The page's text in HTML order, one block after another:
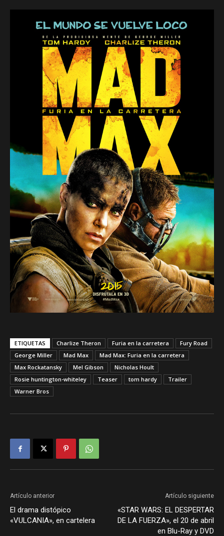
ETIQUETAS Charlize Theron Furia en la carretera
Fury Road
George Miller
Mad Max
Mad Max: Furia en la carretera
Max Rockatansky
Mel Gibson
Nicholas Hoult
Rosie huntington-whiteley
Teaser tom hardy
Trailer
Warner Bros
Artículo anterior
El drama distópico
«VULCANIA», en cartelera
Artículo siguiente
«STAR WARS: EL DESPERTAR
DE LA FUERZA», el 20 de abril
en Blu-Ray y DVD